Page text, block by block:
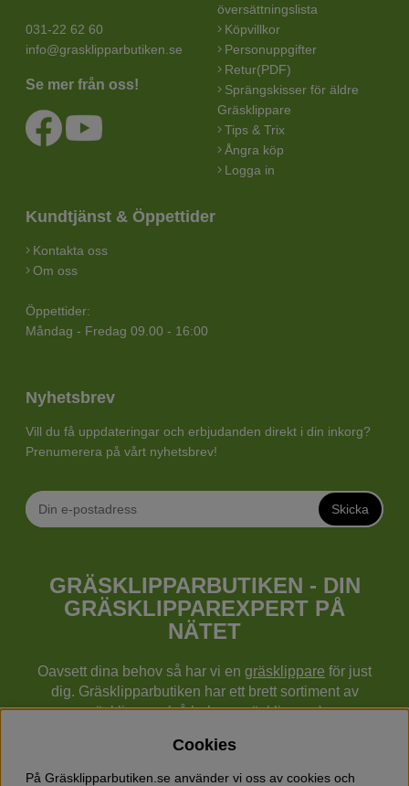
031-22 62 60
info@grasklipparbutiken.se
Se mer från oss!
översättningslista
Köpvillkor
Personuppgifter
Retur(PDF)
Sprängskisser för äldre
Gräsklippare
Tips & Trix
Ångra köp
Logga in
Kundtjänst & Öppettider
Kontakta oss
Om oss
Öppettider:
Måndag - Fredag 09.00 - 16:00
Nyhetsbrev
Vill du få uppdateringar och erbjudanden direkt i din inkorg?
Prenumerera på vårt nyhetsbrev!
Skicka
GRÄSKLIPPARBUTIKEN - DIN
GRÄSKLIPPAREXPERT PÅ
NÄTET
Oavsett dina behov så har vi en gräsklippare för just
dig. Gräsklipparbutiken har ett brett sortiment av
gräsklippare (gå bakom gräsklippare),
cylindergräsklippare, traktorer mm från Husqvarna,
Klippo och Gardena.
Cookies
På Gräsklipparbutiken.se använder vi oss av cookies och